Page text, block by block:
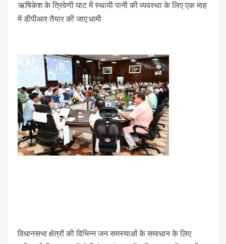
ऋषिकेश के त्रिवेणी घाट में स्थायी पानी की व्यवस्था के लिए एक माह
में डीपीआर तैयार की जाए:धामी
विधानसभा क्षेत्रों की विभिन्न जन समस्याओं के समाधान के लिए